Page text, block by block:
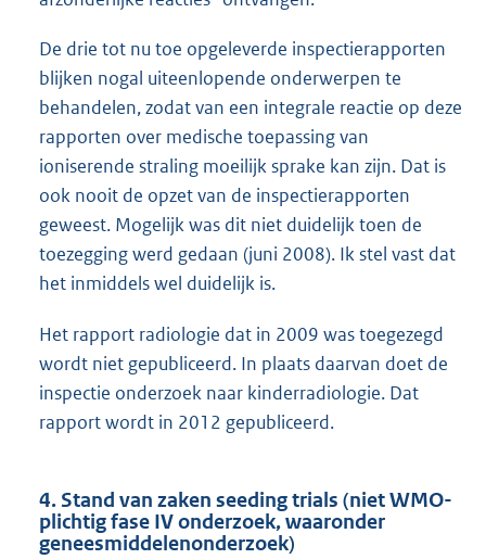
De drie tot nu toe opgeleverde inspectierapporten
blijken nogal uiteenlopende onderwerpen te
behandelen, zodat van een integrale reactie op deze
rapporten over medische toepassing van
ioniserende straling moeilijk sprake kan zijn. Dat is
ook nooit de opzet van de inspectierapporten
geweest. Mogelijk was dit niet duidelijk toen de
toezegging werd gedaan (juni 2008). Ik stel vast dat
het inmiddels wel duidelijk is.
Het rapport radiologie dat in 2009 was toegezegd
wordt niet gepubliceerd. In plaats daarvan doet de
inspectie onderzoek naar kinderradiologie. Dat
rapport wordt in 2012 gepubliceerd.
4. Stand van zaken seeding trials (niet WMO-
plichtig fase IV onderzoek, waaronder
geneesmiddelenonderzoek)